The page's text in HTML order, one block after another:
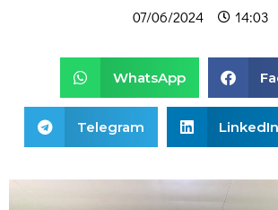
07/06/2024 14:03
WhatsApp
Telegram LinkedIn